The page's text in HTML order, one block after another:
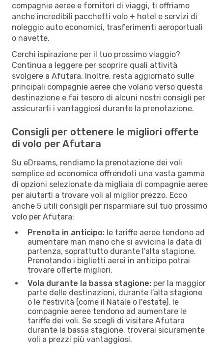
compagnie aeree e fornitori di viaggi, ti offriamo
anche incredibili pacchetti volo + hotel e servizi di
noleggio auto economici, trasferimenti aeroportuali
o navette.
Cerchi ispirazione per il tuo prossimo viaggio?
Continua a leggere per scoprire quali attività
svolgere a Afutara. Inoltre, resta aggiornato sulle
principali compagnie aeree che volano verso questa
destinazione e fai tesoro di alcuni nostri consigli per
assicurarti i vantaggiosi durante la prenotazione.
Consigli per ottenere le migliori offerte
di volo per Afutara
Su eDreams, rendiamo la prenotazione dei voli
semplice ed economica offrendoti una vasta gamma
di opzioni selezionate da migliaia di compagnie aeree
per aiutarti a trovare voli al miglior prezzo. Ecco
anche 5 utili consigli per risparmiare sul tuo prossimo
volo per Afutara:
Prenota in anticipo: le tariffe aeree tendono ad
aumentare man mano che si avvicina la data di
partenza, soprattutto durante l’alta stagione.
Prenotando i biglietti aerei in anticipo potrai
trovare offerte migliori.
Vola durante la bassa stagione: per la maggior
parte delle destinazioni, durante l’alta stagione
o le festività (come il Natale o l'estate), le
compagnie aeree tendono ad aumentare le
tariffe dei voli. Se scegli di visitare Afutara
durante la bassa stagione, troverai sicuramente
voli a prezzi più vantaggiosi.